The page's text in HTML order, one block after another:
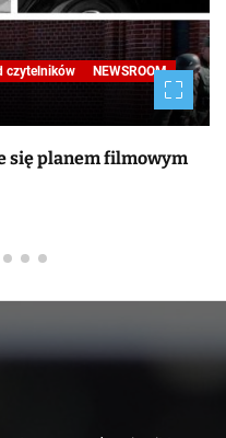
czytelników
NEWSROOM
się planem filmowym